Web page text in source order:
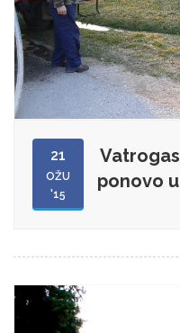
21
OŽU
'15
ponovo